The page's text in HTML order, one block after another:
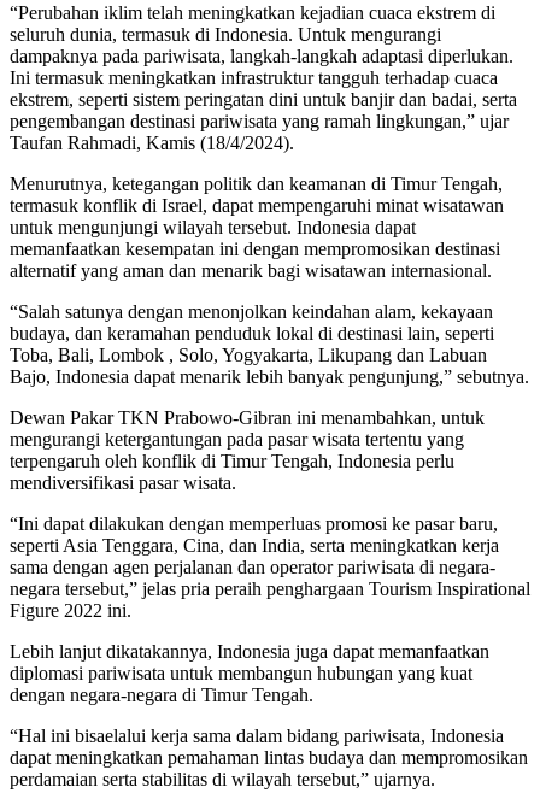
“Perubahan iklim telah meningkatkan kejadian cuaca ekstrem di
seluruh dunia, termasuk di Indonesia. Untuk mengurangi
dampaknya pada pariwisata, langkah-langkah adaptasi diperlukan.
Ini termasuk meningkatkan infrastruktur tangguh terhadap cuaca
ekstrem, seperti sistem peringatan dini untuk banjir dan badai, serta
pengembangan destinasi pariwisata yang ramah lingkungan,” ujar
Taufan Rahmadi, Kamis (18/4/2024).
Menurutnya, ketegangan politik dan keamanan di Timur Tengah,
termasuk konflik di Israel, dapat mempengaruhi minat wisatawan
untuk mengunjungi wilayah tersebut. Indonesia dapat
memanfaatkan kesempatan ini dengan mempromosikan destinasi
alternatif yang aman dan menarik bagi wisatawan internasional.
“Salah satunya dengan menonjolkan keindahan alam, kekayaan
budaya, dan keramahan penduduk lokal di destinasi lain, seperti
Toba, Bali, Lombok , Solo, Yogyakarta, Likupang dan Labuan
Bajo, Indonesia dapat menarik lebih banyak pengunjung,” sebutnya.
Dewan Pakar TKN Prabowo-Gibran ini menambahkan, untuk
mengurangi ketergantungan pada pasar wisata tertentu yang
terpengaruh oleh konflik di Timur Tengah, Indonesia perlu
mendiversifikasi pasar wisata.
“Ini dapat dilakukan dengan memperluas promosi ke pasar baru,
seperti Asia Tenggara, Cina, dan India, serta meningkatkan kerja
sama dengan agen perjalanan dan operator pariwisata di negara-
negara tersebut,” jelas pria peraih penghargaan Tourism Inspirational
Figure 2022 ini.
Lebih lanjut dikatakannya, Indonesia juga dapat memanfaatkan
diplomasi pariwisata untuk membangun hubungan yang kuat
dengan negara-negara di Timur Tengah.
“Hal ini bisaelalui kerja sama dalam bidang pariwisata, Indonesia
dapat meningkatkan pemahaman lintas budaya dan mempromosikan
perdamaian serta stabilitas di wilayah tersebut,” ujarnya.